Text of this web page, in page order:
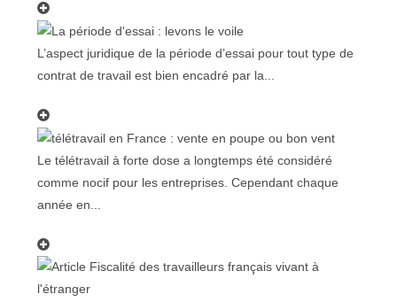
L’aspect juridique de la période d’essai pour tout type de
contrat de travail est bien encadré par la...
Le télétravail à forte dose a longtemps été considéré
comme nocif pour les entreprises. Cependant chaque
année en...